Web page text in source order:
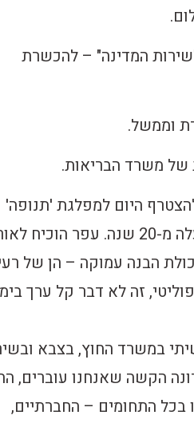
המדינה" – להכשרת
היום למפלגת 'תנופה'
בראשותו של עפר שלח, אותו אני מכירה למעלה מ-20 שנה. עפר
הבנה עמוקה – הן של
זה לא דבר קל ערך
במשרד החוץ, בצבא
הקשה שאנחנו עוברים,
בכל התחומים – החברתיים,